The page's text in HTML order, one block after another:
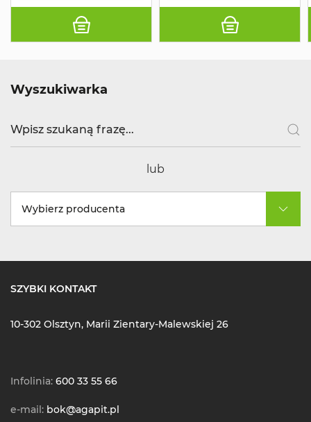
Wyszukiwarka
lub
Wybierz producenta
SZYBKI KONTAKT
10-302 Olsztyn, Marii Zientary-Malewskiej 26
Infolinia: 600 33 55 66
e-mail: bok@agapit.pl